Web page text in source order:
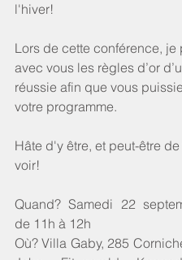
l'hiver!
Lors de cette conférence, je
avec vous les règles d’or
réussie afin que vous
votre programme.
Hâte d'y être, et peut-être
voir!
Quand? Samedi 22
de 11h à 12h
Où? Villa Gaby, 285